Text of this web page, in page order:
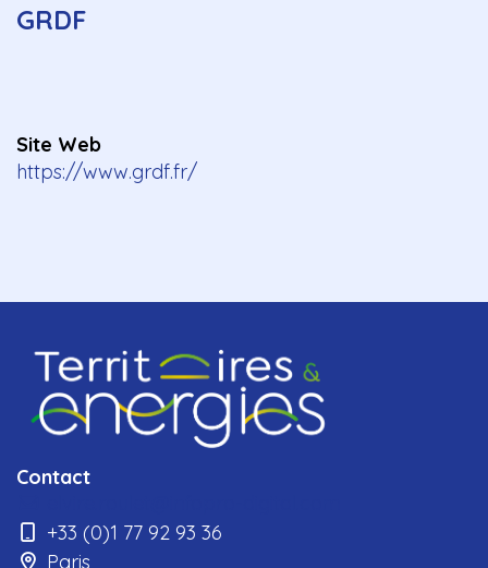
GRDF
Site Web
https://www.grdf.fr/
Contact
+33 (0)1 77 92 93 36
Paris